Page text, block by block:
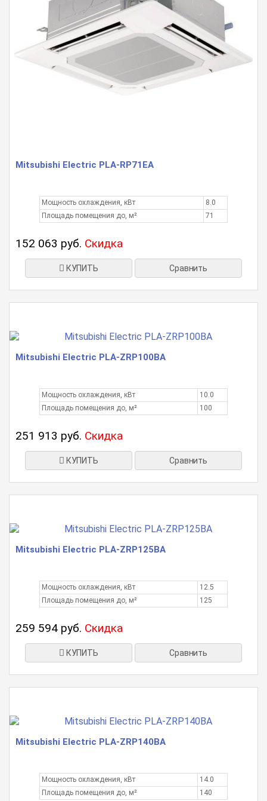
Mitsubishi Electric PLA-RP71EA
Мощность охлаждения, кВт
8.0
Площадь помещения до, м²
71
152 063 руб. Скидка
КУПИТЬ Сравнить
Mitsubishi Electric PLA-ZRP100BA
Мощность охлаждения, кВт
10.0
Площадь помещения до, м²
100
251 913 руб. Скидка
КУПИТЬ Сравнить
Mitsubishi Electric PLA-ZRP125BA
Мощность охлаждения, кВт
12.5
Площадь помещения до, м²
125
259 594 руб. Скидка
КУПИТЬ Сравнить
Mitsubishi Electric PLA-ZRP140BA
Мощность охлаждения, кВт
14.0
Площадь помещения до, м²
140